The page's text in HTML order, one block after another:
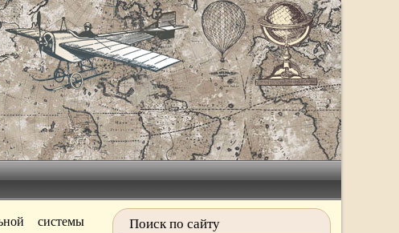
системы
Поиск по сайту